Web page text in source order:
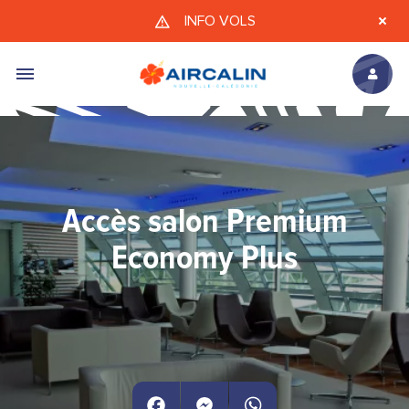
Aller au contenu principal
INFO VOLS
Accès salon Premium
Economy Plus